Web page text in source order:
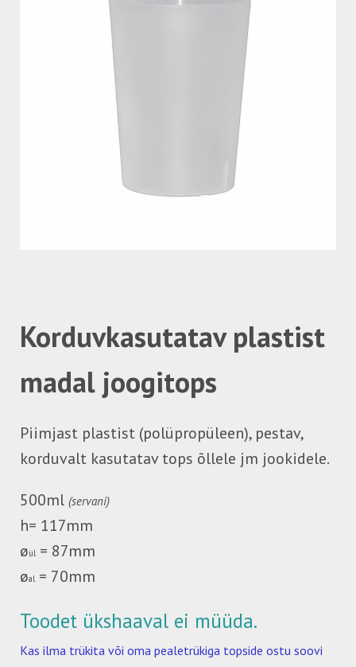
Korduvkasutatav plastist
madal joogitops
Piimjast plastist (polüpropüleen), pestav,
korduvalt kasutatav tops õllele jm jookidele.
500ml (servani)
h= 117mm
øül= 87mm
øal= 70mm
Toodet ükshaaval ei müüda.
Kas ilma trükita või oma pealetrükiga topside ostu soovi